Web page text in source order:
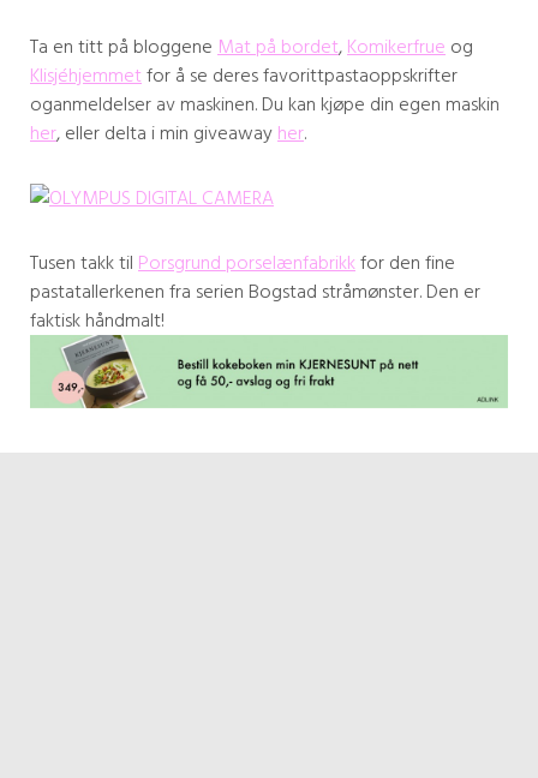
Ta en titt på bloggeneMat på bordet,Komikerfrueog
Klisjéhjemmetfor å se deres favorittpastaoppskrifter
oganmeldelser av maskinen. Du kan kjøpe din egen maskin
her, eller delta i min giveawayher.
Tusen takk tilPorsgrund porselænfabrikkfor den fine
pastatallerkenen fra serien Bogstad stråmønster. Den er
faktisk håndmalt!